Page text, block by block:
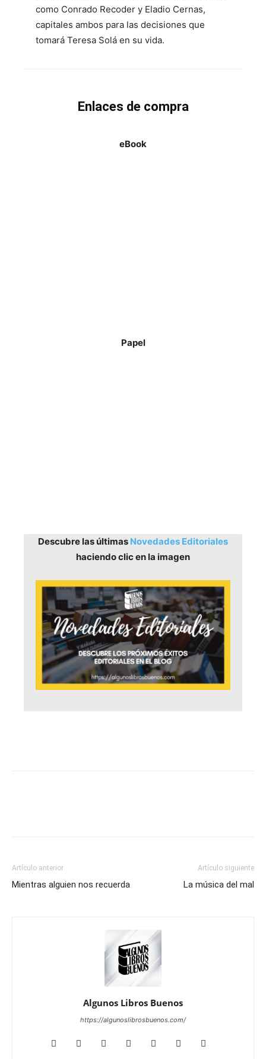
como Conrado Recoder y Eladio Cernas,
capitales ambos para las decisiones que
tomará Teresa Solá en su vida.
Enlaces de compra
eBook
Papel
Descubre las últimas Novedades Editoriales
haciendo clic en la imagen
Artículo anterior
Mientras alguien nos recuerda
Artículo siguiente
La música del mal
Algunos Libros Buenos
https://algunoslibrosbuenos.com/